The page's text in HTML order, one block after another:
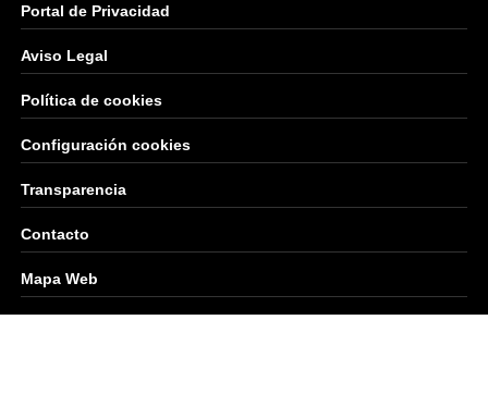
Portal de Privacidad
Aviso Legal
Política de cookies
Configuración cookies
Transparencia
Contacto
Mapa Web